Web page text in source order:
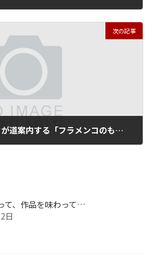
次の記事
【番外編】アルティスタが道案内する「フラメンコのもう一歩奥へ」
て、作品を味わって…
日